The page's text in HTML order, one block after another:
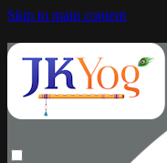
Skip to main content